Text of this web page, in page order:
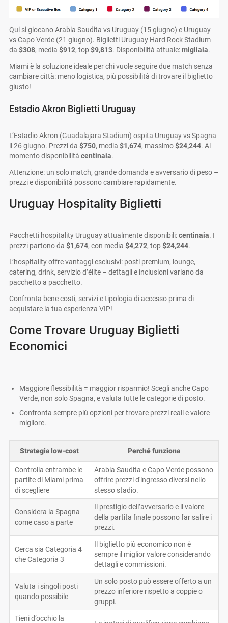
Qui si giocano Arabia Saudita vs Uruguay (15 giugno) e Uruguay
vs Capo Verde (21 giugno). Biglietti Uruguay Hard Rock Stadium
da $308, media $912, top $9,813. Disponibilità attuale:migliaia.
Miami è la soluzione ideale per chi vuole seguire due match senza
cambiare città: meno logistica, più possibilità di trovare il biglietto
giusto!
Estadio Akron Biglietti Uruguay
L’Estadio Akron (Guadalajara Stadium) ospita Uruguay vs Spagna
il 26 giugno. Prezzi da $750, media $1,674, massimo$24,244. Al
momento disponibilità centinaia.
Attenzione: un solo match, grande domanda e avversario di peso –
prezzi e disponibilità possono cambiare rapidamente.
Uruguay Hospitality Biglietti
Pacchetti hospitality Uruguay attualmente disponibili:centinaia. I
prezzi partono da $1,674, con media $4,272, top $24,244.
L’hospitality offre vantaggi esclusivi: posti premium, lounge,
catering, drink, servizio d’élite – dettagli e inclusioni variano da
pacchetto a pacchetto.
Confronta bene costi, servizi e tipologia di accesso prima di
acquistare la tua esperienza VIP!
Come Trovare Uruguay Biglietti
Economici
Maggiore flessibilità = maggior risparmio! Scegli anche Capo
Verde, non solo Spagna, e valuta tutte le categorie di posto.
Confronta sempre più opzioni per trovare prezzi reali e valore
migliore.
Strategia low-cost Perché funziona
Controlla entrambe le
partite di Miami prima
di scegliere
Arabia Saudita e Capo Verde possono
offrire prezzi d'ingresso diversi nello
stesso stadio.
Considera la Spagna
come caso a parte
Il prestigio dell’avversario e il valore
della partita finale possono far salire i
prezzi.
Cerca sia Categoria 4
che Categoria 3
Il biglietto più economico non è
sempre il miglior valore considerando
dettagli e commissioni.
Valuta i singoli posti
quando possibile
Un solo posto può essere offerto a un
prezzo inferiore rispetto a coppie o
gruppi.
Tieni d’occhio la